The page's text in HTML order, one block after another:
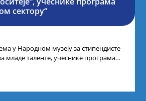
сектору“
у Народном музеју за стипендисте
младе таленте, учеснике програма